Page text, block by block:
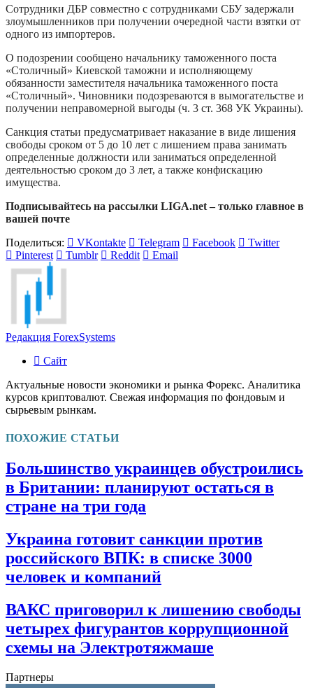
Сотрудники ДБР совместно с сотрудниками СБУ задержали
злоумышленников при получении очередной части взятки от
одного из импортеров.
О подозрении сообщено начальнику таможенного поста
«Столичный» Киевской таможни и исполняющему
обязанности заместителя начальника таможенного поста
«Столичный». Чиновники подозреваются в вымогательстве и
получении неправомерной выгоды (ч. 3 ст. 368 УК Украины).
Санкция статьи предусматривает наказание в виде лишения
свободы сроком от 5 до 10 лет с лишением права занимать
определенные должности или заниматься определенной
деятельностью сроком до 3 лет, а также конфискацию
имущества.
Подписывайтесь на рассылки LIGA.net – только главное в
вашей почте
Поделиться:
VKontakte Telegram Facebook
Twitter
Pinterest
Tumblr Reddit Email
Редакция ForexSystems
Сайт
Актуальные новости экономики и рынка Форекс. Аналитика
курсов криптовалют. Свежая информация по фондовым и
сырьевым рынкам.
ПОХОЖИЕ СТАТЬИ
Большинство украинцев обустроились
в Британии: планируют остаться в
стране на три года
Украина готовит санкции против
российского ВПК: в списке 3000
человек и компаний
ВАКС приговорил к лишению свободы
четырех фигурантов коррупционной
схемы на Электротяжмаше
Партнеры